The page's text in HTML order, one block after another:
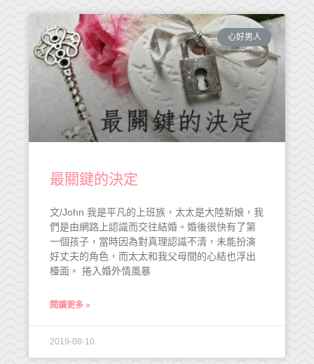
心好男人
最關鍵的決定
文/John 我是平凡的上班族，太太是大陸新娘，我
們是由網路上認識而交往結婚。婚後很快有了第
一個孩子，當時因為對真理認識不清，未能扮演
好丈夫的角色，而太太和我父母間的心結也浮出
檯面。 捲入婚外情風暴
閱讀更多 »
2019-08-10